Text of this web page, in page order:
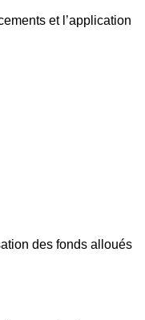
et l’application
des fonds alloués